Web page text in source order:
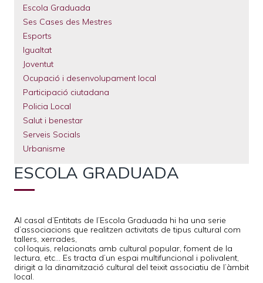
Escola Graduada
Ses Cases des Mestres
Esports
Igualtat
Joventut
Ocupació i desenvolupament local
Participació ciutadana
Policia Local
Salut i benestar
Serveis Socials
Urbanisme
ESCOLA GRADUADA
Al casal d’Entitats de l’Escola Graduada hi ha una serie
d’associacions que realitzen activitats de tipus cultural com
tallers, xerrades,
col·loquis, relacionats amb cultural popular, foment de la
lectura, etc... Es tracta d’un espai multifuncional i polivalent,
dirigit a la dinamització cultural del teixit associatiu de l’àmbit
local.